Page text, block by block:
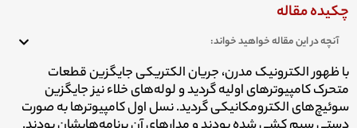
چکیده مقاله
آنچه در این مقاله خواهید خواند:
با ظهور الکترونیک مدرن، جریان الکتریکی جایگزین قطعات
متحرک کامپیوترهای اولیه گردید و لوله‌های خلاء نیز جایگزین
سوئیچ‌های الکترومکانیکی گردید. نسل اول کامپیوترها به صورت